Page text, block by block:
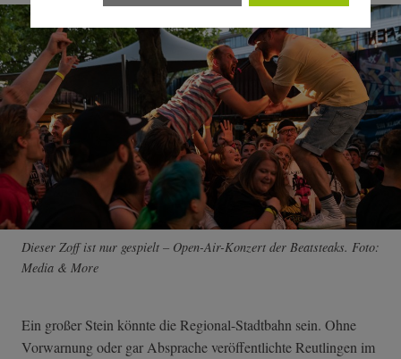
Dieser Zoff ist nur gespielt – Open-Air-Konzert der Beatsteaks. Foto:
Media & More
Ein großer Stein könnte die Regional-Stadtbahn sein. Ohne
Vorwarnung oder gar Absprache veröffentlichte Reutlingen im